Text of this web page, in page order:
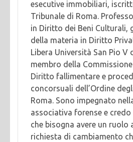
esecutive immobiliari,
Tribunale di Roma.
in Diritto dei Beni Culturali,
della materia in Diritto
Libera Università San Pio V
membro della
Diritto fallimentare e
concorsuali dell’Ordine
Roma. Sono impegnato
associativa forense e
che bisogna avere un ruolo
richiesta di cambiamento